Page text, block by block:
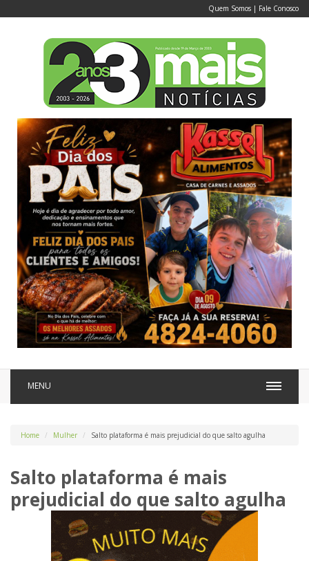
Quem Somos | Fale Conosco
MENU
Home Mulher Salto plataforma é mais prejudicial do que salto agulha
Salto plataforma é mais
prejudicial do que salto agulha